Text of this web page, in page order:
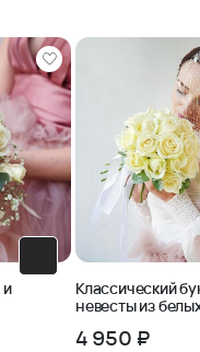
и
Классический
невесты из
4 950 ₽